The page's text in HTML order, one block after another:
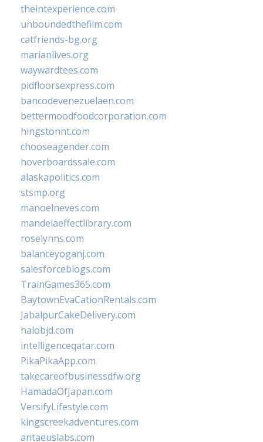
theintexperience.com
unboundedthefilm.com
catfriends-bg.org
marianlives.org
waywardtees.com
pidfloorsexpress.com
bancodevenezuelaen.com
bettermoodfoodcorporation.com
hingstonnt.com
chooseagender.com
hoverboardssale.com
alaskapolitics.com
stsmp.org
manoelneves.com
mandelaeffectlibrary.com
roselynns.com
balanceyoganj.com
salesforceblogs.com
TrainGames365.com
BaytownEvaCationRentals.com
JabalpurCakeDelivery.com
halobjd.com
intelligenceqatar.com
PikaPikaApp.com
takecareofbusinessdfw.org
HamadaOfJapan.com
VersifyLifestyle.com
kingscreekadventures.com
antaeuslabs.com